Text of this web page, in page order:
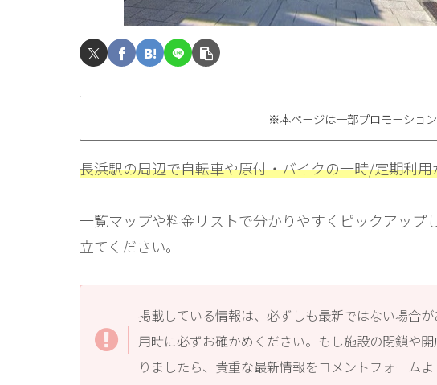
※本ページは一部プロモーショ
長浜駅の周辺で自転車や原付・バイクの一時/定期利
一覧マップや料金リストで分かりやすくピックアップ
立てください。
掲載している情報は、必ずしも最新ではない場合
用時に必ずお確かめください。もし施設の閉鎖や
りましたら、貴重な最新情報をコメントフォーム